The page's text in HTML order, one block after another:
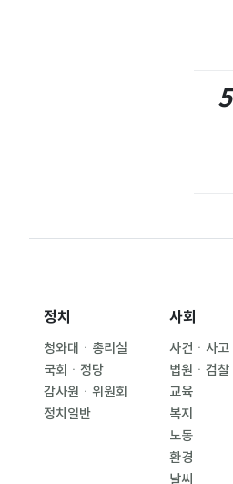
5
정치
청와대ㆍ총리실
국회ㆍ정당
감사원ㆍ위원회
정치일반
사회
사건ㆍ사고
법원ㆍ검찰
교육
복지
노동
환경
날씨